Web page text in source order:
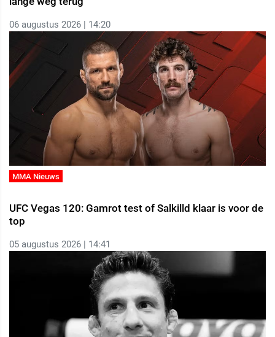
06 augustus 2026 | 14:20
MMA Nieuws
UFC Vegas 120: Gamrot test of Salkilld klaar is voor de
top
05 augustus 2026 | 14:41